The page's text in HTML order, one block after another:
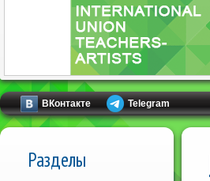
ВКонтакте Telegram
Разделы